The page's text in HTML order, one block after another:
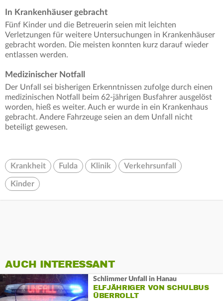
In Krankenhäuser gebracht
Fünf Kinder und die Betreuerin seien mit leichten
Verletzungen für weitere Untersuchungen in Krankenhäuser
gebracht worden. Die meisten konnten kurz darauf wieder
entlassen werden.
Medizinischer Notfall
Der Unfall sei bisherigen Erkenntnissen zufolge durch einen
medizinischen Notfall beim 62-jährigen Busfahrer ausgelöst
worden, hieß es weiter. Auch er wurde in ein Krankenhaus
gebracht. Andere Fahrzeuge seien an dem Unfall nicht
beteiligt gewesen.
Krankheit Fulda Klinik Verkehrsunfall
Kinder
AUCH INTERESSANT
Schlimmer Unfall in Hanau
ELFJÄHRIGER VON SCHULBUS
ÜBERROLLT